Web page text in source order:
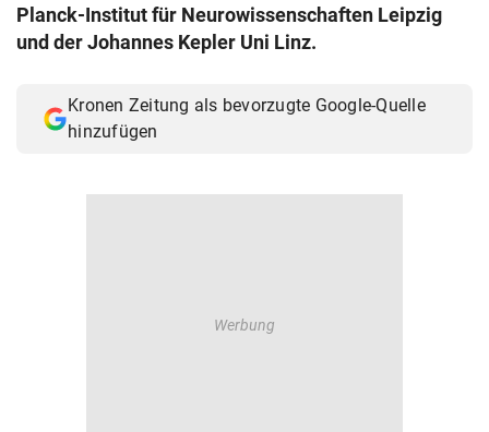
Planck-Institut für Neurowissenschaften Leipzig
und der Johannes Kepler Uni Linz.
Kronen Zeitung als bevorzugte Google-Quelle
hinzufügen